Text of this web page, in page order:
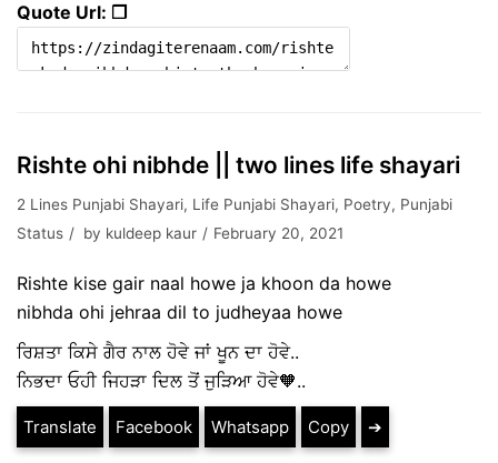
Quote Url: ❐
Rishte ohi nibhde || two lines life shayari
2 Lines Punjabi Shayari, Life Punjabi Shayari, Poetry, Punjabi
Status
by kuldeep kaur February 20, 2021
Rishte kise gair naal howe ja khoon da howe
nibhda ohi jehraa dil to judheyaa howe
ਰਿਸ਼ਤਾ ਕਿਸੇ ਗੈਰ ਨਾਲ ਹੋਵੇ ਜਾਂ ਖੂਨ ਦਾ ਹੋਵੇ..
ਨਿਭਦਾ ਓਹੀ ਜਿਹੜਾ ਦਿਲ ਤੋਂ ਜੁੜਿਆ ਹੋਵੇ🧡..
Translate Facebook Whatsapp Copy ➔